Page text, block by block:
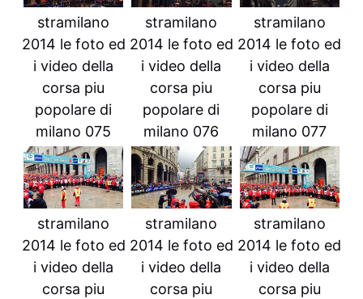
stramilano
2014 le foto ed
i video della
corsa piu
popolare di
milano 075
stramilano
2014 le foto ed
i video della
corsa piu
popolare di
milano 076
stramilano
2014 le foto ed
i video della
corsa piu
popolare di
milano 077
stramilano
2014 le foto ed
i video della
corsa piu
stramilano
2014 le foto ed
i video della
corsa piu
stramilano
2014 le foto ed
i video della
corsa piu